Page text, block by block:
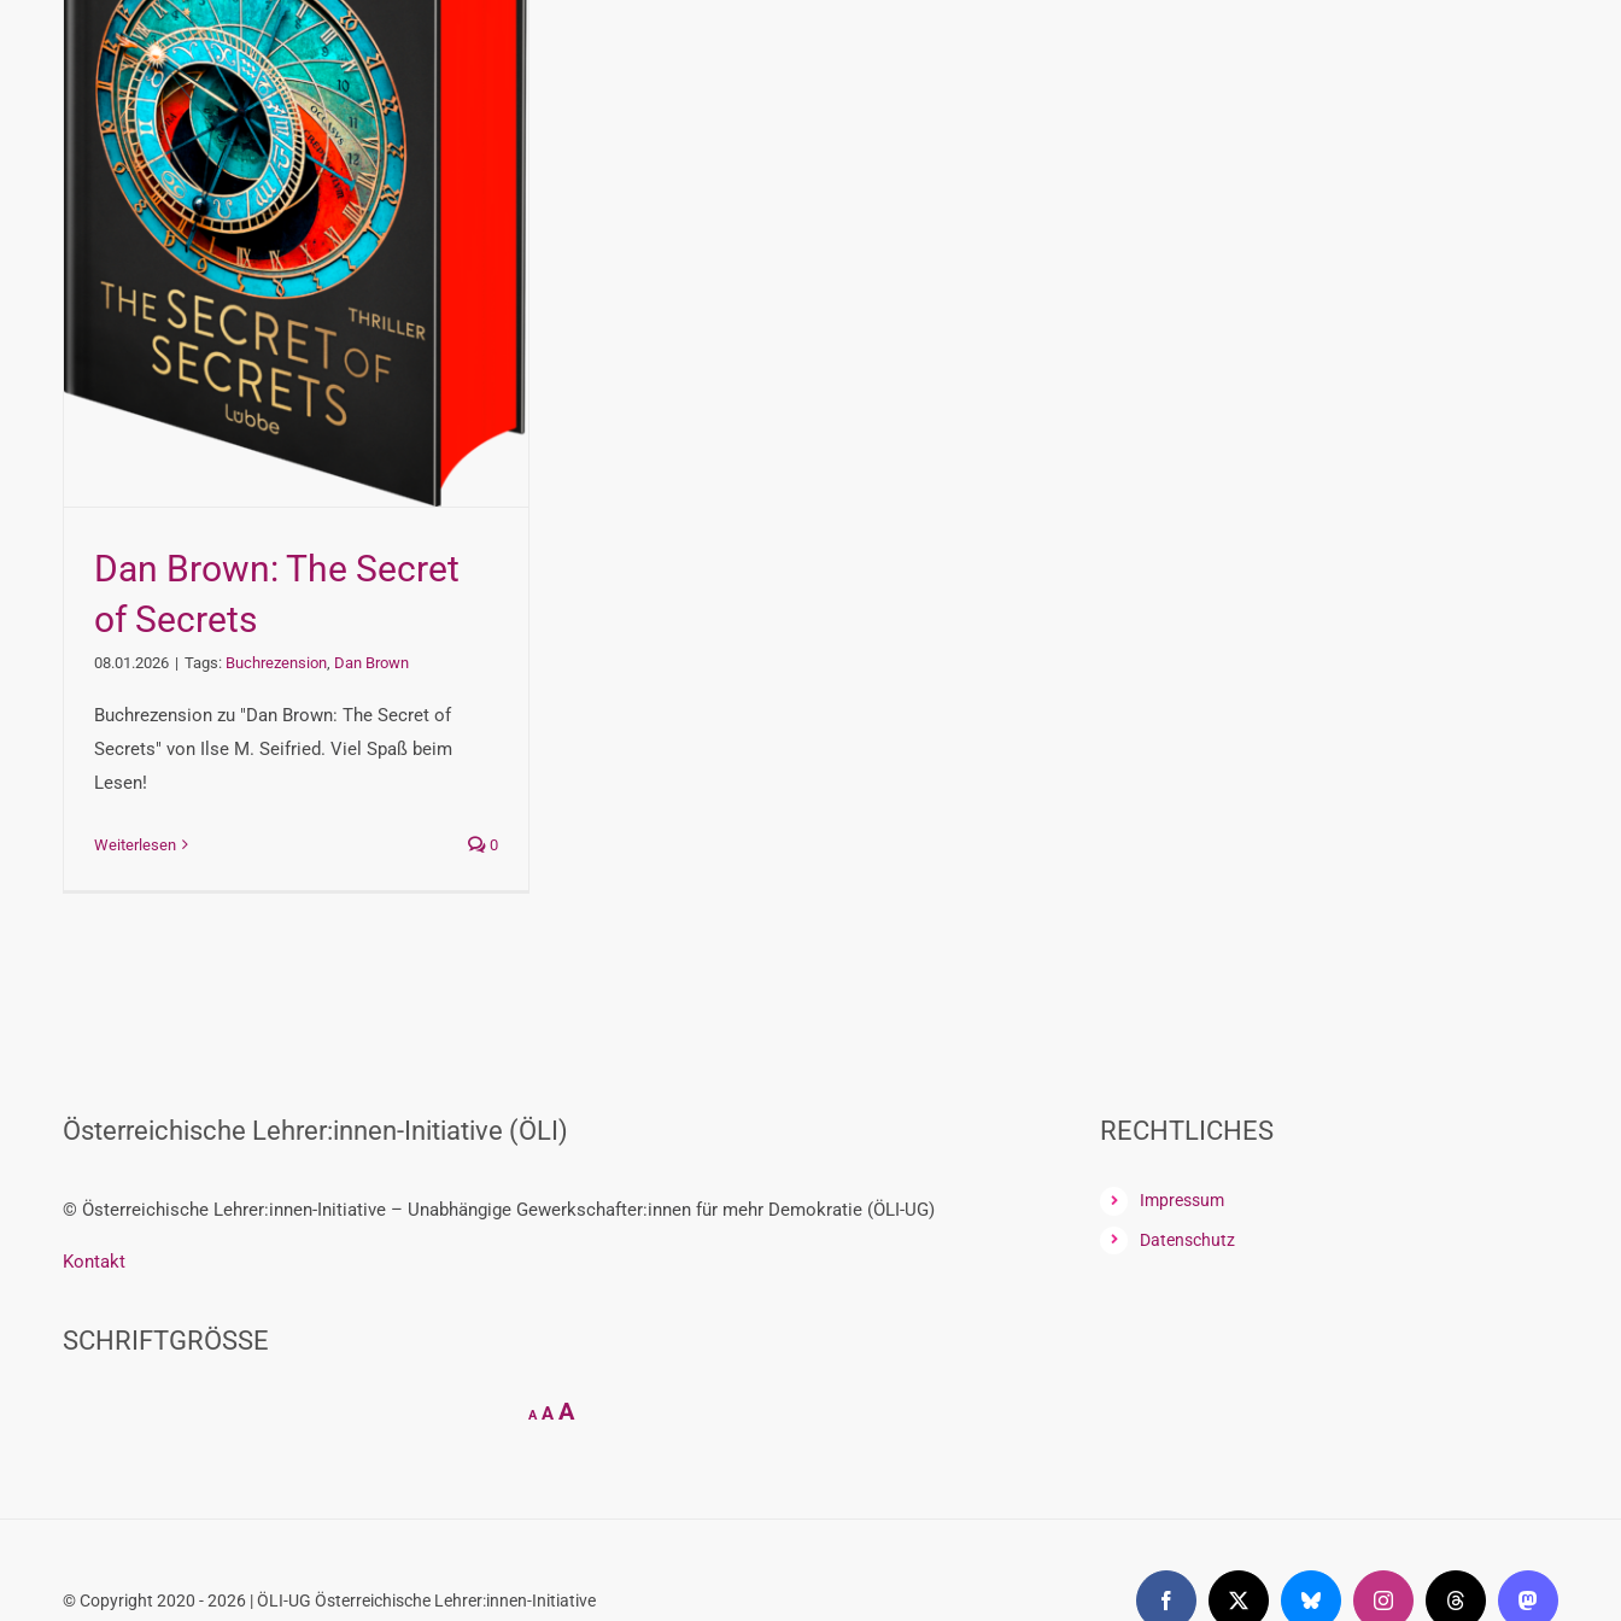
Dan Brown: The Secret
of Secrets
08.01.2026 | Tags: Buchrezension Dan Brown
Buchrezension zu "Dan Brown: The Secret of
Secrets" von Ilse M. Seifried. Viel Spaß beim
Lesen!
Weiterlesen 0
Österreichische Lehrer:innen-Initiative (ÖLI)
© Österreichische Lehrer:innen-Initiative – Unabhängige Gewerkschafter:innen für mehr Demokratie (ÖLI-UG)
Kontakt
SCHRIFTGRÖSSE
A
Decrease
font
A Reset
AIncrease
RECHTLICHES
Impressum
Datenschutz
© Copyright 2020 - 2026 | ÖLI-UG Österreichische Lehrer:innen-Initiative